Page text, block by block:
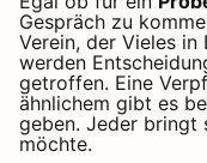
Gespräch zu
Verein, der Vieles in
werden
getroffen. Eine
ähnlichem gibt es
geben. Jeder bringt
möchte.